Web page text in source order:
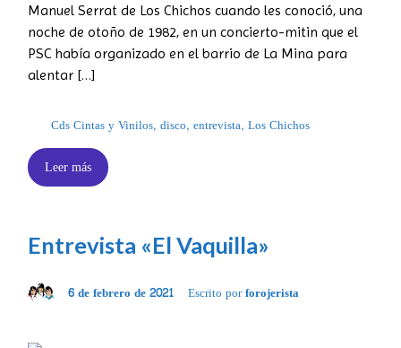
Manuel Serrat de Los Chichos cuando les conoció, una
noche de otoño de 1982, en un concierto-mitin que el
PSC había organizado en el barrio de La Mina para
alentar […]
Cds Cintas y Vinilos, disco, entrevista, Los Chichos
Leer más
Entrevista «El Vaquilla»
6 de febrero de 2021 Escrito porforojerista